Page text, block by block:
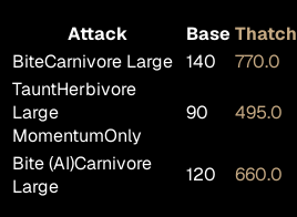
Attack Base Thatch
BiteCarnivore Large 140 770.0
TauntHerbivore
Large
MomentumOnly
90 495.0
Bite (AI)Carnivore
Large
120 660.0